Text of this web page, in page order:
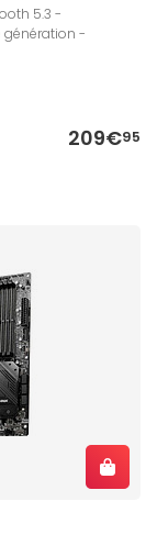
5.3 -
génération -
209€95